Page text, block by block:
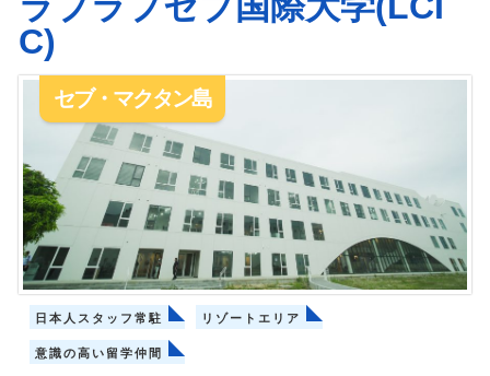
C)
セブ・マクタン島
日本人スタッフ常駐 リゾートエリア
意識の高い留学仲間